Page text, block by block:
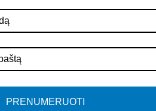
PRENUMERUOTI